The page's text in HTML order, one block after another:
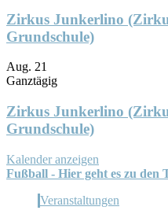
Zirkus Junkerlino
Grundschule)
Aug. 21
Ganztägig
Zirkus Junkerlino
Grundschule)
Kalender anzeigen
Fußball - Hier geht es zu den
Veranstaltungen